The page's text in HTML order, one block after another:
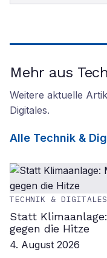
Mehr aus
Weitere aktuelle
Digitales.
Alle Technik &
TECHNIK & DIGITALES
Statt
gegen die Hitze
4. August 2026